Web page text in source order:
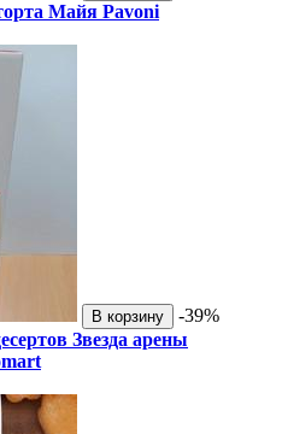
Майя Pavoni
В корзину
-39%
Звезда арены